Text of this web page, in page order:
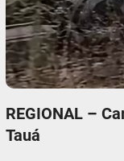
REGIONAL –
Tauá